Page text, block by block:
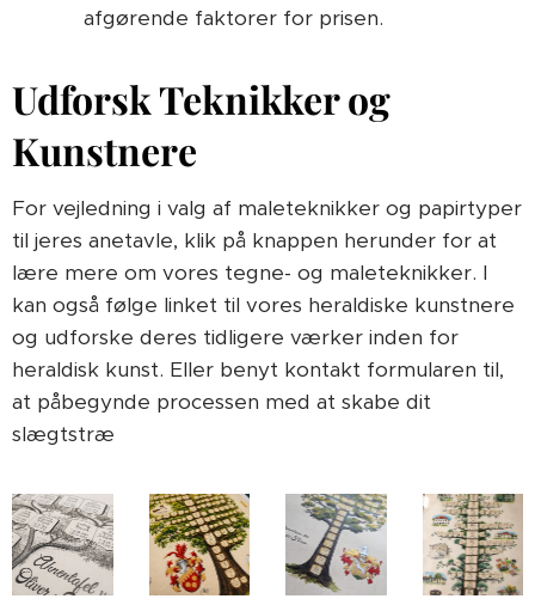
afgørende faktorer for prisen.
Udforsk Teknikker og
Kunstnere
For vejledning i valg af maleteknikker og papirtyper
til jeres anetavle, klik på knappen herunder for at
lære mere om vores tegne- og maleteknikker. I
kan også følge linket til vores heraldiske kunstnere
og udforske deres tidligere værker inden for
heraldisk kunst. Eller benyt kontakt formularen til,
at påbegynde processen med at skabe dit
slægtstræ